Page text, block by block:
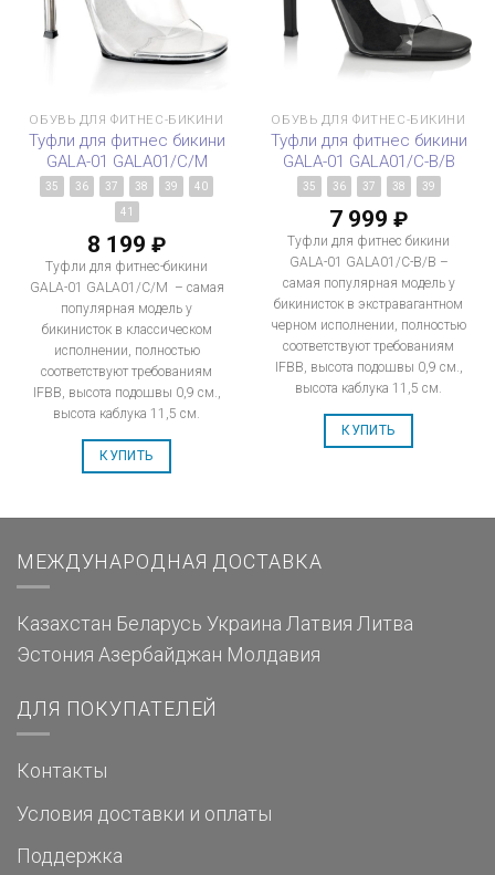
ОБУВЬ ДЛЯ ФИТНЕС-БИКИНИ
Туфли для фитнес бикини
GALA-01 GALA01/C/M
35 36 37 38 39 40
41
8 199 ₽
Туфли для фитнес-бикини
GALA-01 GALA01/C/M – самая
популярная модель у
бикинисток в классическом
исполнении, полностью
соответствуют требованиям
IFBB, высота подошвы 0,9 см.,
высота каблука 11,5 см.
КУПИТЬ
ОБУВЬ ДЛЯ ФИТНЕС-БИКИНИ
Туфли для фитнес бикини
GALA-01 GALA01/C-B/B
35 36 37 38 39
7 999 ₽
Туфли для фитнес бикини
GALA-01 GALA01/C-B/B –
самая популярная модель у
бикинисток в экстравагантном
черном исполнении, полностью
соответствуют требованиям
IFBB, высота подошвы 0,9 см.,
высота каблука 11,5 см.
КУПИТЬ
МЕЖДУНАРОДНАЯ ДОСТАВКА
Казахстан Беларусь Украина Латвия Литва
Эстония Азербайджан Молдавия
ДЛЯ ПОКУПАТЕЛЕЙ
Контакты
Условия доставки и оплаты
Поддержка